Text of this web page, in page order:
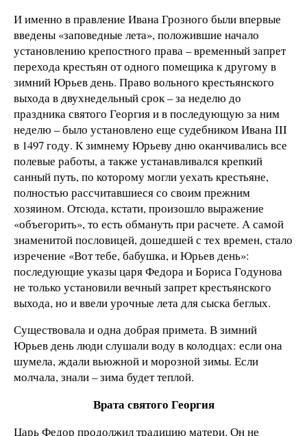
И именно в правление Ивана Грозного были впервые
введены «заповедные лета», положившие начало
установлению крепостного права – временный запрет
перехода крестьян от одного помещика к другому в
зимний Юрьев день. Право вольного крестьянского
выхода в двухнедельный срок – за неделю до
праздника святого Георгия и в последующую за ним
неделю – было установлено еще судебником Ивана III
в 1497 году. К зимнему Юрьеву дню оканчивались все
полевые работы, а также устанавливался крепкий
санный путь, по которому могли уехать крестьяне,
полностью рассчитавшиеся со своим прежним
хозяином. Отсюда, кстати, произошло выражение
«объегорить», то есть обмануть при расчете. А самой
знаменитой пословицей, дошедшей с тех времен, стало
изречение «Вот тебе, бабушка, и Юрьев день»:
последующие указы царя Федора и Бориса Годунова
не только установили вечный запрет крестьянского
выхода, но и ввели урочные лета для сыска беглых.
Существовала и одна добрая примета. В зимний
Юрьев день люди слушали воду в колодцах: если она
шумела, ждали вьюжной и морозной зимы. Если
молчала, знали – зима будет теплой.
Врата святого Георгия
Царь Федор продолжил традицию матери. Он не